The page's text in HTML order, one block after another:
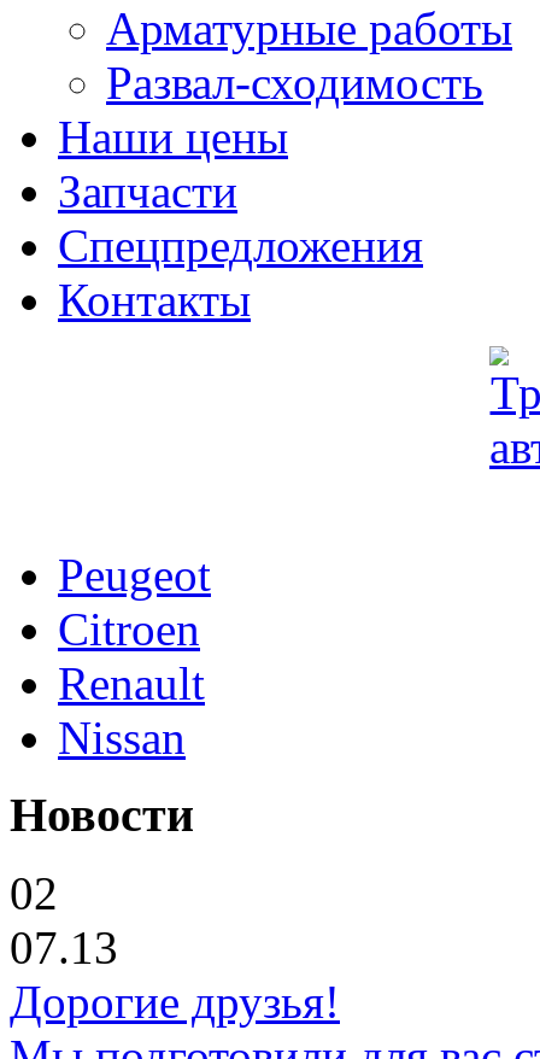
Арматурные работы
Развал-сходимость
Наши цены
Запчасти
Спецпредложения
Контакты
Peugeot
Citroen
Renault
Nissan
Новости
02
07.13
Дорогие друзья!